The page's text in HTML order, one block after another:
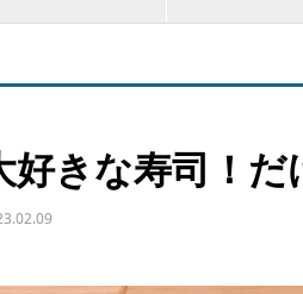
好きな寿司！